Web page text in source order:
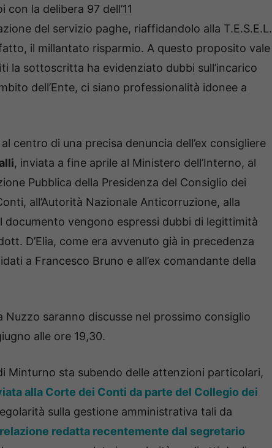
con la delibera 97 dell’11
del servizio paghe, riaffidandolo alla T.E.S.E.L.
il millantato risparmio. A questo proposito vale
la sottoscritta ha evidenziato dubbi sull’incarico
dell’Ente, ci siano professionalità idonee a
centro di una precisa denuncia dell’ex consigliere
, inviata a fine aprile al Ministero dell’Interno, al
Pubblica della Presidenza del Consiglio dei
all’Autorità Nazionale Anticorruzione, alla
documento vengono espressi dubbi di legittimità
D’Elia, come era avvenuto già in precedenza
a Francesco Bruno e all’ex comandante della
saranno discusse nel prossimo consiglio
alle ore 19,30.
Minturno sta subendo delle attenzioni particolari,
alla Corte dei Conti da parte del Collegio dei
sulla gestione amministrativa tali da
relazione redatta recentemente dal segretario